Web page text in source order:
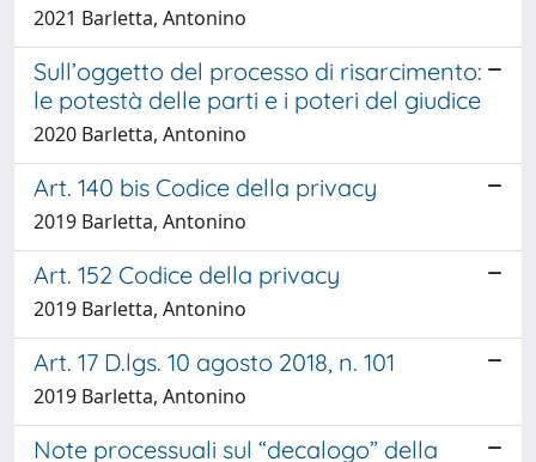
2021 Barletta, Antonino
Sull’oggetto del processo di risarcimento:
le potestà delle parti e i poteri del giudice
2020 Barletta, Antonino
Art. 140 bis Codice della privacy
2019 Barletta, Antonino
Art. 152 Codice della privacy
2019 Barletta, Antonino
Art. 17 D.lgs. 10 agosto 2018, n. 101
2019 Barletta, Antonino
Note processuali sul “decalogo” della